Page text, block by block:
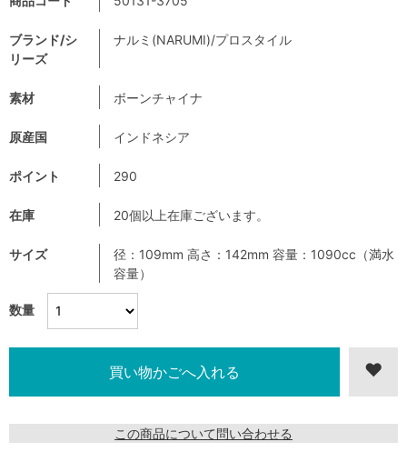
数量
ブランド/シ
リーズ
ナルミ(NARUMI)/プロスタイル
素材 ボーンチャイナ
原産国 インドネシア
ポイント 290
在庫 20個以上在庫ございます。
サイズ
径：109mm 高さ：142mm 容量：1090cc（満水
容量）
この商品について問い合わせる